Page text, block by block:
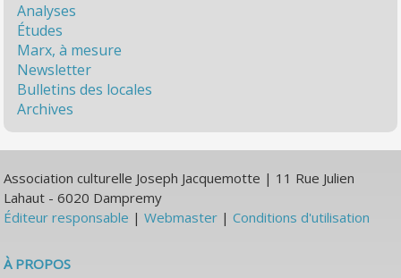
Analyses
Études
Marx, à mesure
Newsletter
Bulletins des locales
Archives
Association culturelle Joseph Jacquemotte | 11 Rue Julien
Lahaut - 6020 Dampremy
Éditeur responsable |Webmaster |Conditions d'utilisation
À PROPOS